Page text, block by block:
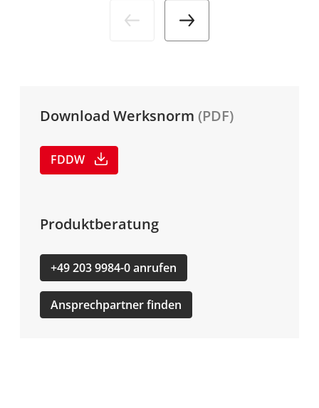
Download Werksnorm (PDF)
FDDW
Produktberatung
+49 203 9984-0 anrufen
Ansprechpartner finden
Unternehmen